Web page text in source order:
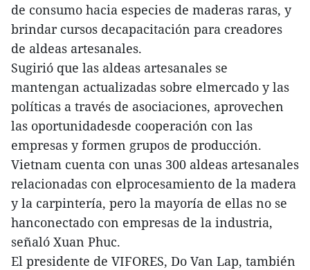
de consumo hacia especies de maderas raras, y
brindar cursos decapacitación para creadores
de aldeas artesanales.
Sugirió que las aldeas artesanales se
mantengan actualizadas sobre elmercado y las
políticas a través de asociaciones, aprovechen
las oportunidadesde cooperación con las
empresas y formen grupos de producción.
Vietnam cuenta con unas 300 aldeas artesanales
relacionadas con elprocesamiento de la madera
y la carpintería, pero la mayoría de ellas no se
hanconectado con empresas de la industria,
señaló Xuan Phuc.
El presidente de VIFORES, Do Van Lap, también